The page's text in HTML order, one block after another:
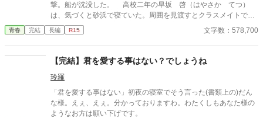
撃。船が沈没した。 高校二年の早坂 啓（はやさか てつ）
は、気づくと砂浜で寝ていた。周囲を見渡すとクラスメイトで美
少女の天音 愛（あまね まな）が隣に倒れていた。 どうや
ら、漂流して流されていたようだった。 帰ろうにも島は『無人
無人島サバイバルをしていくのだが……クラスの女子が次々に見
つかり、やがてハーレムに。 男一人と女子十五人で……取り合
いに発展！？
青春 完結 長編 R15 文字数：578,700
【完結】君を愛する事はない？でしょうね
玲羅
「君を愛する事はない」初夜の寝室でそう言った(書類上の)だん
な様。えぇ、えぇ。分かっておりますわ。わたくしもあなた様の
ようなお方は願い下げです。